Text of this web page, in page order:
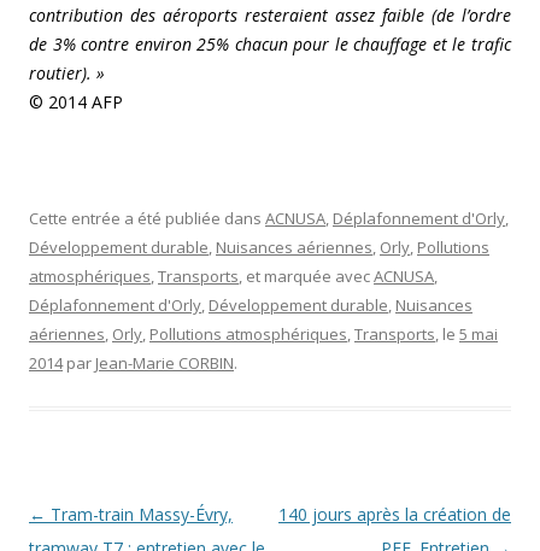
contribution des aéroports resteraient assez faible (de l’ordre
de 3% contre environ 25% chacun pour le chauffage et le trafic
routier). »
© 2014 AFP
Cette entrée a été publiée dans ACNUSA, Déplafonnement d'Orly,
Développement durable, Nuisances aériennes, Orly, Pollutions
atmosphériques,Transports, et marquée avecACNUSA,
Déplafonnement d'Orly, Développement durable, Nuisances
aériennes, Orly, Pollutions atmosphériques,Transports, le 5 mai
2014 par Jean-Marie CORBIN.
Navigation des articles
← Tram-train Massy-Évry,
140 jours après la création de